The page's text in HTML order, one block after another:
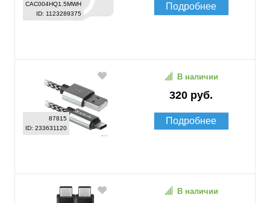
CAC004HQ1.5MWH
ID: 1123289375
Подробнее
87815
ID: 233631120
320 руб.
В наличии
Подробнее
В наличии